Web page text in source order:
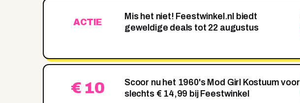
ACTIE
Mis het niet! Feestwinkel.nl biedt
geweldige deals tot 22 augustus
€ 10
Scoor nu het 1960's Mod Girl Kostuum voor
slechts € 14,99 bij Feestwinkel